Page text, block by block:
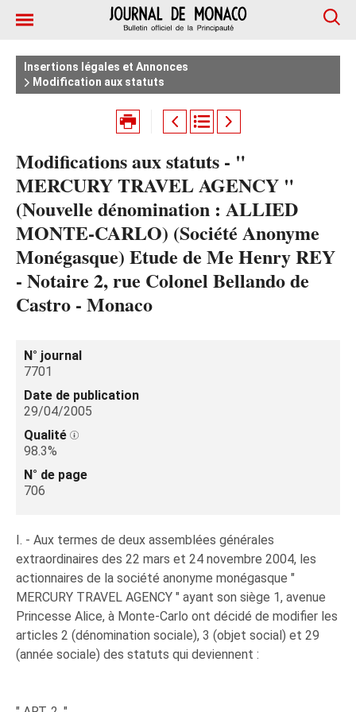
Insertions légales et Annonces
Modification aux statuts
Modifications aux statuts - "
MERCURY TRAVEL AGENCY "
(Nouvelle dénomination : ALLIED
MONTE-CARLO) (Société Anonyme
Monégasque) Etude de Me Henry REY
- Notaire 2, rue Colonel Bellando de
Castro - Monaco
N° journal
7701
Date de publication
29/04/2005
Qualité
98.3%
N° de page
706
I. - Aux termes de deux assemblées générales
extraordinaires des 22 mars et 24 novembre 2004, les
actionnaires de la société anonyme monégasque "
MERCURY TRAVEL AGENCY " ayant son siège 1, avenue
Princesse Alice, à Monte-Carlo ont décidé de modifier les
articles 2 (dénomination sociale), 3 (objet social) et 29
(année sociale) des statuts qui deviennent :